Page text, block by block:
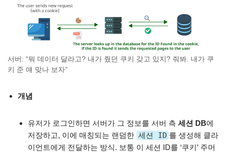
서버: “뭐 데이터 달라고? 내가 줬던 쿠키 갖고 있지? 줘봐. 내가 쿠
키 준 얘 맞나 보자”
개념
유저가 로그인하면 서버가 그 정보를 서버 측 세션 DB에
저장하고, 이에 매칭되는 랜덤한 세션 ID 를 생성해 클라
이언트에게 전달하는 방식. 보통 이 세션 ID를 ‘쿠키’ 주머